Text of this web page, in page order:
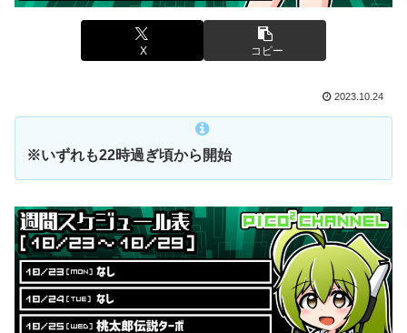
X コピー
2023.10.24
※いずれも22時過ぎ頃から開始